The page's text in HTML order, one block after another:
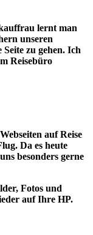
lernt man
unseren
zu gehen. Ich
Reisebüro
auf Reise
Da es heute
besonders gerne
Fotos und
auf Ihre HP.